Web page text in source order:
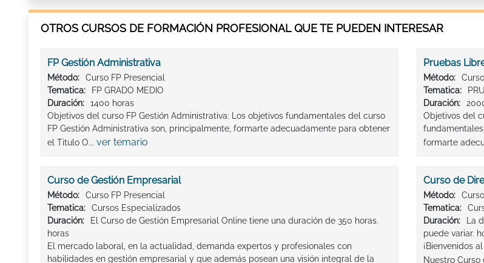
OTROS CURSOS DE FORMACIÓN PROFESIONAL QUE TE PUEDEN INTERESAR
FP Gestión Administrativa
Método:
Curso FP Presencial
Tematica:
FP GRADO MEDIO
Duración:
1400 horas
Objetivos del curso FP Gestión Administrativa: Los objetivos fundamentales del curso
FP Gestión Administrativa son, principalmente, formarte adecuadamente para obtener
el Titulo O... ver temario
Pruebas
Método:
Tematica:
Duración:
Objetivos del
formarte
Curso de Gestión Empresarial
Método:
Curso FP Presencial
Tematica:
Cursos Especializados
Duración:
El Curso de Gestión Empresarial Online tiene una duración de 350 horas.
horas
El mercado laboral, en la actualidad, demanda expertos y profesionales con
habilidades en gestión empresarial y que además posean una visión integral de la
Curso de
Método:
Tematica:
Duración:
La
puede variar.
¡Bienvenidos
Nuestro